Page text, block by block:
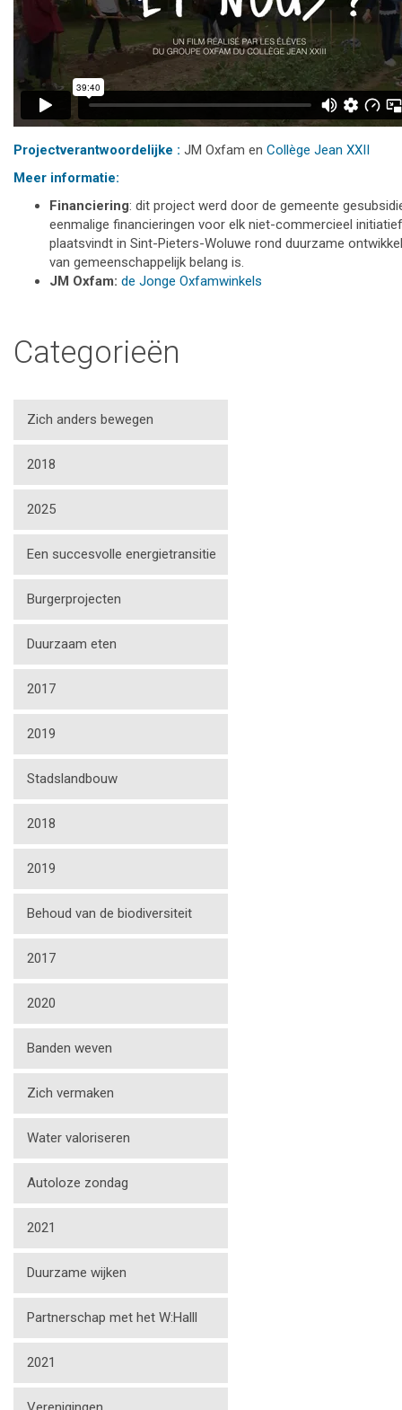
Projectverantwoordelijke : JM Oxfam en Collège Jean XXII
Meer informatie:
Financiering: dit project werd door de gemeente
eenmalige financieringen voor elk niet-commercieel
plaatsvindt in Sint-Pieters-Woluwe rond duurzame
van gemeenschappelijk belang is.
JM Oxfam: de Jonge Oxfamwinkels
Categorieën
Zich anders bewegen
2018
2025
Een succesvolle energietransitie
Burgerprojecten
Duurzaam eten
2017
2019
Stadslandbouw
2018
2019
Behoud van de biodiversiteit
2017
2020
Banden weven
Zich vermaken
Water valoriseren
Autoloze zondag
2021
Duurzame wijken
Partnerschap met het W:Halll
2021